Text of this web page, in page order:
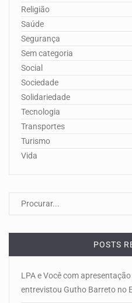
Religião
Saúde
Segurança
Sem categoria
Social
Sociedade
Solidariedade
Tecnologia
Transportes
Turismo
Vida
POSTS
LPA e Você com
entrevistou Gutho Barreto no